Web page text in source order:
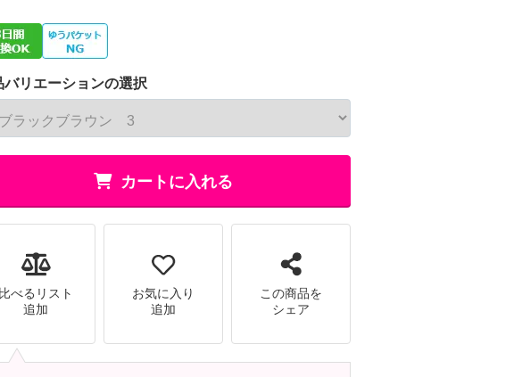
バリエーションの選択
カートに入れる
比べるリスト
追加
お気に入り
追加
この商品を
シェア